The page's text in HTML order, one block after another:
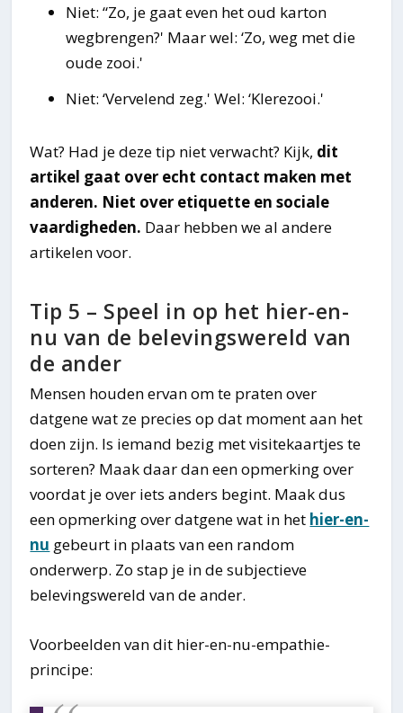
Niet: “Zo, je gaat even het oud karton
wegbrengen?' Maar wel: ‘Zo, weg met die
oude zooi.'
Niet: ‘Vervelend zeg.' Wel: ‘Klerezooi.'
Wat? Had je deze tip niet verwacht? Kijk, dit
artikel gaat over echt contact maken met
anderen. Niet over etiquette en sociale
vaardigheden. Daar hebben we al andere
artikelen voor.
Tip 5 – Speel in op het hier-en-
nu van de belevingswereld van
de ander
Mensen houden ervan om te praten over
datgene wat ze precies op dat moment aan het
doen zijn. Is iemand bezig met visitekaartjes te
sorteren? Maak daar dan een opmerking over
voordat je over iets anders begint. Maak dus
een opmerking over datgene wat in het hier-en-
nu gebeurt in plaats van een random
onderwerp. Zo stap je in de subjectieve
belevingswereld van de ander.
Voorbeelden van dit hier-en-nu-empathie-
principe: